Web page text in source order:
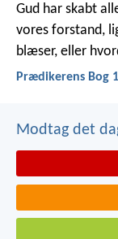
Gud har skabt
vores forstand,
blæser, eller
Prædikerens Bog
Modtag det